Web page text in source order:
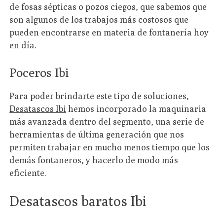
de fosas sépticas o pozos ciegos, que sabemos que
son algunos de los trabajos más costosos que
pueden encontrarse en materia de fontanería hoy
en día.
Poceros Ibi
Para poder brindarte este tipo de soluciones,
Desatascos Ibi hemos incorporado la maquinaria
más avanzada dentro del segmento, una serie de
herramientas de última generación que nos
permiten trabajar en mucho menos tiempo que los
demás fontaneros, y hacerlo de modo más
eficiente.
Desatascos baratos Ibi